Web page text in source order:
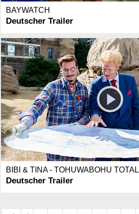
BAYWATCH
Deutscher Trailer
BIBI & TINA - TOHUWABOHU TOTAL
Deutscher Trailer